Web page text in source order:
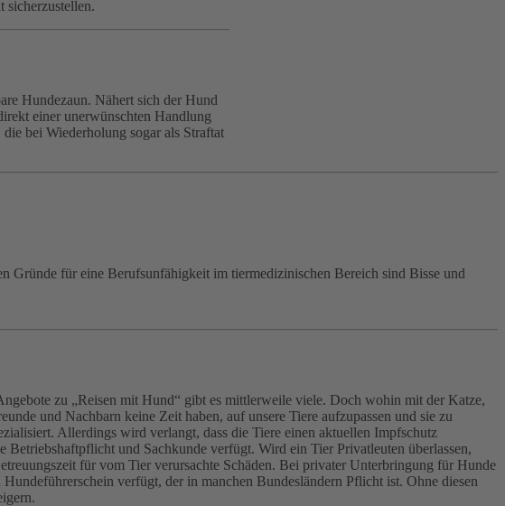
sicherzustellen.
Hundezaun. Nähert sich der Hund
einer unerwünschten Handlung
bei Wiederholung sogar als Straftat
Gründe für eine Berufsunfähigkeit im tiermedizinischen Bereich sind Bisse und
zu „Reisen mit Hund“ gibt es mittlerweile viele. Doch wohin mit der Katze,
und Nachbarn keine Zeit haben, auf unsere Tiere aufzupassen und sie zu
Allerdings wird verlangt, dass die Tiere einen aktuellen Impfschutz
Betriebshaftpflicht und Sachkunde verfügt. Wird ein Tier Privatleuten überlassen,
für vom Tier verursachte Schäden. Bei privater Unterbringung für Hunde
verfügt, der in manchen Bundesländern Pflicht ist. Ohne diesen